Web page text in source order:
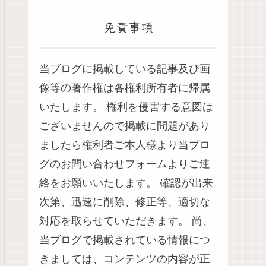
免責事項
当ブログに掲載している記事及び画
像等の著作権は各権利所有者に帰属
いたします。 権利を侵害する意図は
ございませんので掲載に問題があり
ましたら権利者ご本人様より当ブロ
グのお問い合わせフォームよりご連
絡をお願いいたします。 確認が出来
次第、迅速に削除、修正等、適切な
対応を取らせていただきます。 尚、
当ブログで掲載されている情報につ
きましては、コンテンツの内容が正